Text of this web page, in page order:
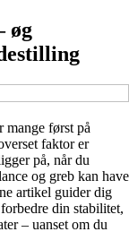
øg
først på
faktor er
på, når du
og greb kan have
artikel guider dig
din stabilitet,
– uanset om du